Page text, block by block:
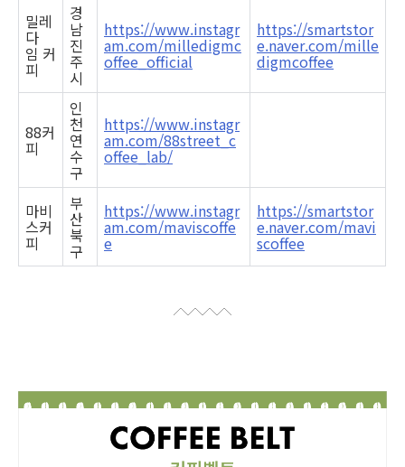
밀레
다
임 커
피
경
남
진
주
시
https://www.instagr
am.com/milledigmc
offee_official
https://smartstor
e.naver.com/mille
digmcoffee
88커
피
인
천
연
수
구
https://www.instagr
am.com/88street_c
offee_lab/
마비
스커
피
부
산
북
구
https://www.instagr
am.com/maviscoffe
e
https://smartstor
e.naver.com/mavi
scoffee